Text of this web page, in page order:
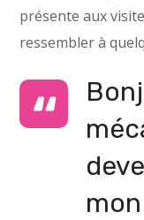
présente aux
ressembler à